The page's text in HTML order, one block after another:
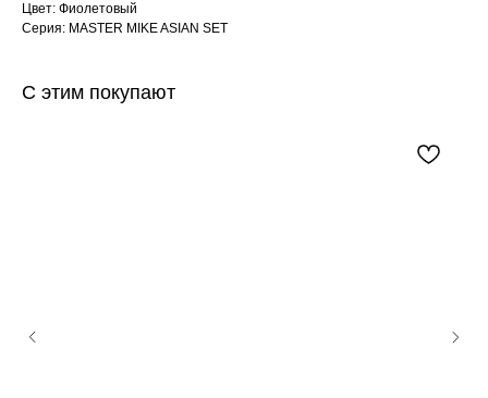
Цвет: Фиолетовый
Серия: MASTER MIKE ASIAN SET
С этим покупают